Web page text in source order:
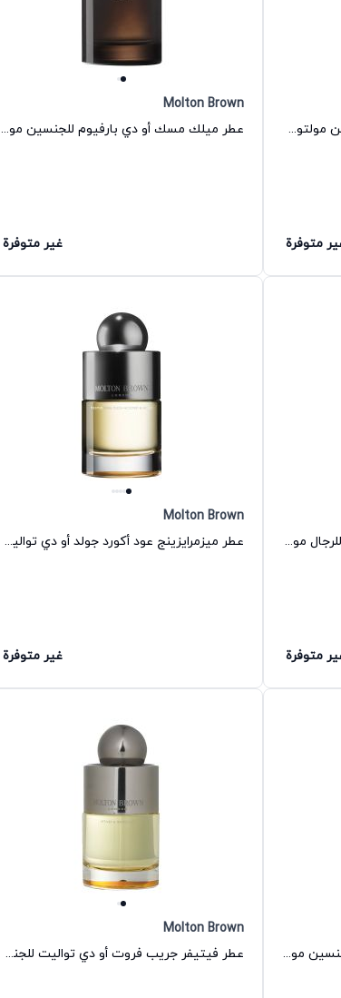
عطر راشن لدر أو دي تواليت للجنسين مولتون براون
متوفرة
Molton Brown
عطر ميلك مسك أو دي بارفيوم للجنسين مولتون براون
غير متوفرة
عطر توباكو أبسولوت أو دي تواليت للرجال مولتون براون
متوفرة
Molton Brown
عطر ميزمرايزينج عود أكورد جولد أو دي تواليت للجنسين مولتون براون
غير متوفرة
عطر فلورا لومينير أو دي بارفيوم للجنسين مولتون براون
Molton Brown
عطر فيتيفر جريب فروت أو دي تواليت للجنسين مولتون براون